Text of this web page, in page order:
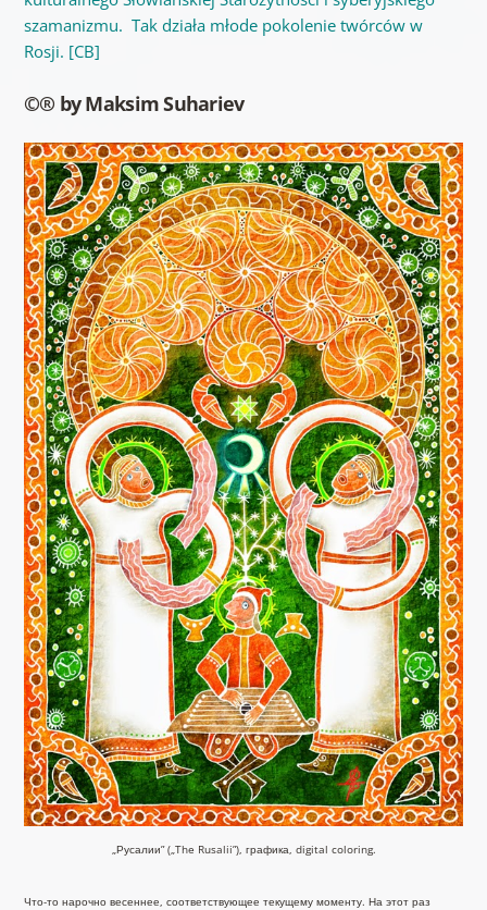
szamanizmu. Tak działa młode pokolenie twórców w
Rosji. [CB]
©® by Maksim Suhariev
„Русалии” („The Rusalii”), графика, digital coloring.
Что-то нарочно весеннее, соответствующее текущему моменту. На этот раз